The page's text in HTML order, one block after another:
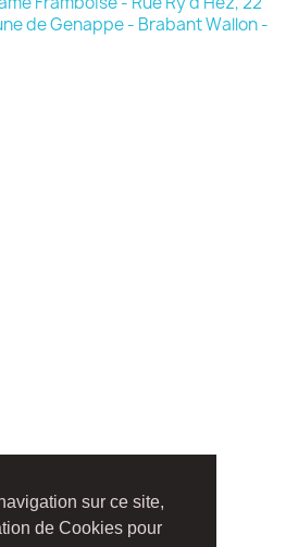
sur ce site,
de Cookies pour
de Genappe - Brabant Wallon -